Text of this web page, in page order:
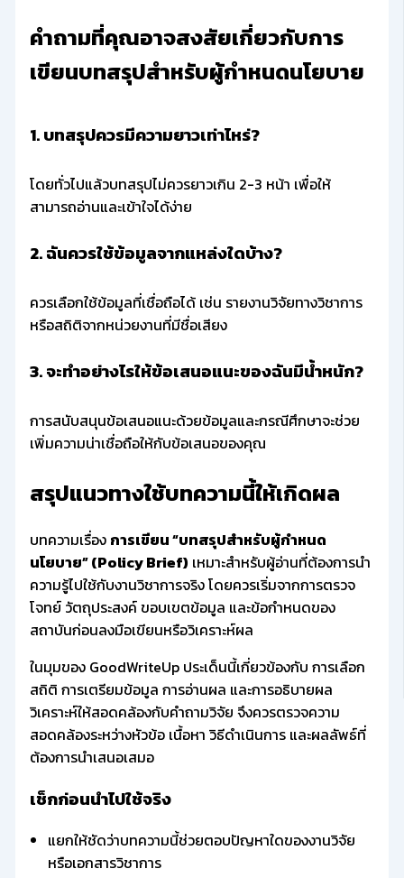
คำถามที่คุณอาจสงสัยเกี่ยวกับการ
เขียนบทสรุปสำหรับผู้กำหนดนโยบาย
1. บทสรุปควรมีความยาวเท่าไหร่?
โดยทั่วไปแล้วบทสรุปไม่ควรยาวเกิน 2-3 หน้า เพื่อให้
สามารถอ่านและเข้าใจได้ง่าย
2. ฉันควรใช้ข้อมูลจากแหล่งใดบ้าง?
ควรเลือกใช้ข้อมูลที่เชื่อถือได้ เช่น รายงานวิจัยทางวิชาการ
หรือสถิติจากหน่วยงานที่มีชื่อเสียง
3. จะทำอย่างไรให้ข้อเสนอแนะของฉันมีน้ำหนัก?
การสนับสนุนข้อเสนอแนะด้วยข้อมูลและกรณีศึกษาจะช่วย
เพิ่มความน่าเชื่อถือให้กับข้อเสนอของคุณ
สรุปแนวทางใช้บทความนี้ให้เกิดผล
บทความเรื่อง การเขียน “บทสรุปสำหรับผู้กำหนด
นโยบาย” (Policy Brief) เหมาะสำหรับผู้อ่านที่ต้องการนำ
ความรู้ไปใช้กับงานวิชาการจริง โดยควรเริ่มจากการตรวจ
โจทย์ วัตถุประสงค์ ขอบเขตข้อมูล และข้อกำหนดของ
สถาบันก่อนลงมือเขียนหรือวิเคราะห์ผล
ในมุมของ GoodWriteUp ประเด็นนี้เกี่ยวข้องกับ การเลือก
สถิติ การเตรียมข้อมูล การอ่านผล และการอธิบายผล
วิเคราะห์ให้สอดคล้องกับคำถามวิจัย จึงควรตรวจความ
สอดคล้องระหว่างหัวข้อ เนื้อหา วิธีดำเนินการ และผลลัพธ์ที่
ต้องการนำเสนอเสมอ
เช็กก่อนนำไปใช้จริง
แยกให้ชัดว่าบทความนี้ช่วยตอบปัญหาใดของงานวิจัย
หรือเอกสารวิชาการ